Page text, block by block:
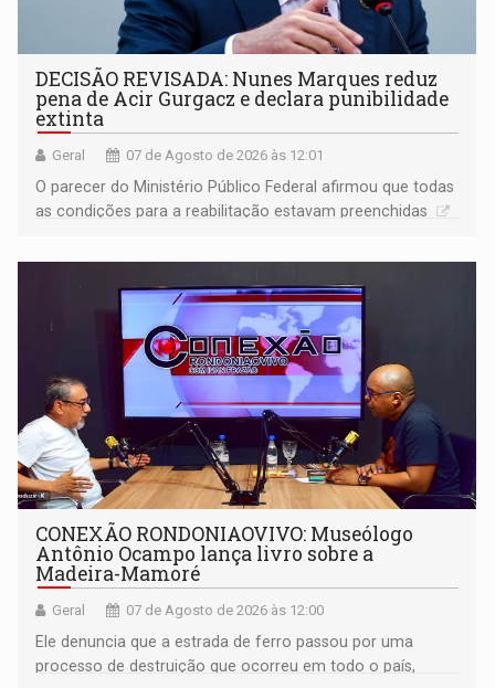
DECISÃO REVISADA: Nunes Marques reduz
pena de Acir Gurgacz e declara punibilidade
extinta
Geral 07 de Agosto de 2026 às 12:01
O parecer do Ministério Público Federal afirmou que todas
as condições para a reabilitação estavam preenchidas
CONEXÃO RONDONIAOVIVO: Museólogo
Antônio Ocampo lança livro sobre a
Madeira-Mamoré
Geral 07 de Agosto de 2026 às 12:00
Ele denuncia que a estrada de ferro passou por uma
processo de destruição que ocorreu em todo o país,